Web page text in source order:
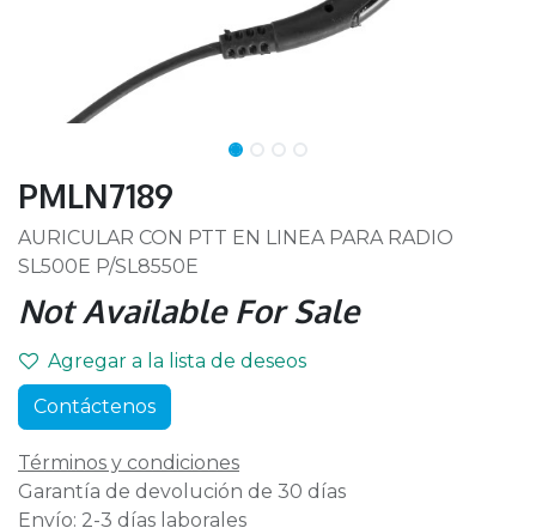
PMLN7189
AURICULAR CON PTT EN LINEA PARA RADIO
SL500E P/SL8550E
Not Available For Sale
Agregar a la lista de deseos
Contáctenos
Términos y condiciones
Garantía de devolución de 30 días
Envío: 2-3 días laborales